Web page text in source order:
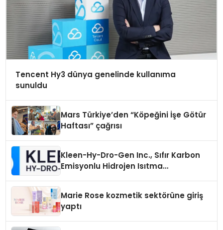
Tencent Hy3 dünya genelinde kullanıma
sunuldu
Mars Türkiye’den “Köpeğini İşe Götür
Haftası” çağrısı
Kleen-Hy-Dro-Gen Inc., Sıfır Karbon
Emisyonlu Hidrojen Isıtma
Marie Rose kozmetik sektörüne giriş
yaptı